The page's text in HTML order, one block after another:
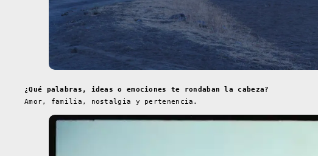
¿Qué palabras, ideas o emociones te rondaban la cabeza?
Amor, familia, nostalgia y pertenencia.